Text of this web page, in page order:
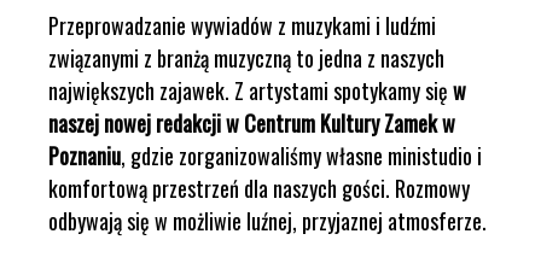
Przeprowadzanie wywiadów z muzykami i ludźmi
związanymi z branżą muzyczną to jedna z naszych
największych zajawek. Z artystami spotykamy sięw
naszej nowej redakcji w Centrum Kultury Zamek w
Poznaniu, gdzie zorganizowaliśmy własne ministudio i
komfortową przestrzeń dla naszych gości. Rozmowy
odbywają się w możliwie luźnej, przyjaznej atmosferze.